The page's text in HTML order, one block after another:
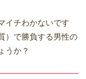
イチわかないです
）で勝負する男性の
うか？